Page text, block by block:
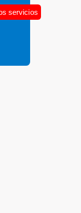
servicios